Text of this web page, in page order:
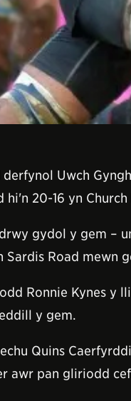
Uwch
20-16 yn Church
gydol y gem –
Road mewn
Ronnie Kynes y
y gem.
Quins
awr pan gliriodd